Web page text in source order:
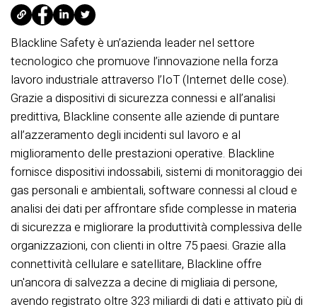
Blackline Safety è un’azienda leader nel settore
tecnologico che promuove l’innovazione nella forza
lavoro industriale attraverso l’IoT (Internet delle cose).
Grazie a dispositivi di sicurezza connessi e all’analisi
predittiva, Blackline consente alle aziende di puntare
all’azzeramento degli incidenti sul lavoro e al
miglioramento delle prestazioni operative. Blackline
fornisce dispositivi indossabili, sistemi di monitoraggio dei
gas personali e ambientali, software connessi al cloud e
analisi dei dati per affrontare sfide complesse in materia
di sicurezza e migliorare la produttività complessiva delle
organizzazioni, con clienti in oltre 75 paesi. Grazie alla
connettività cellulare e satellitare, Blackline offre
un'ancora di salvezza a decine di migliaia di persone,
avendo registrato oltre 323 miliardi di dati e attivato più di